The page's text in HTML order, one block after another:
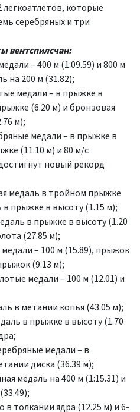
легкоатлетов, которые
серебряных и три
вентспилсчан:
– 400 м (1:09.59) и 800 м
на 200 м (31.82);
медали – в прыжке в
(6.20 м) и бронзовая
м);
медали – в прыжке в
(11.10 м) и 80 м/с
новый рекорд
медаль в тройном прыжке
в прыжке в высоту (1.15 м);
в прыжке в высоту (1.20
(27.85 м);
– 100 м (15.89), прыжок
(9.13 м);
медали – 100 м (12.01) и
в метании копья (43.05 м);
в прыжке в высоту (1.70
медали – в
диска (36.39 м);
медаль на 400 м (1:15.31) и
толкании ядра (12.25 м) и 6-